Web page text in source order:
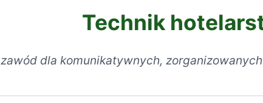
Technik
zawód dla komunikatywnych,